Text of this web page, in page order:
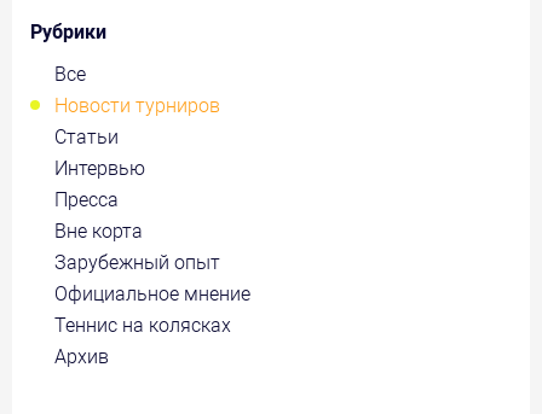
Рубрики
Все
Новости турниров
Статьи
Интервью
Пресса
Вне корта
Зарубежный опыт
Официальное мнение
Теннис на колясках
Архив